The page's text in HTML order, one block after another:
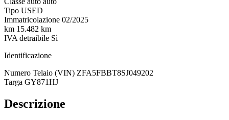
Tipo USED
Immatricolazione 02/2025
km 15.482 km
IVA detraibile Sì
Identificazione
Numero Telaio (VIN) ZFA5FBBT8SJ049202
Targa GY871HJ
Descrizione